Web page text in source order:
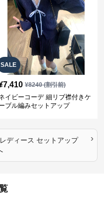
SALE
7,410 ¥8240(割引前)
イビーコーデ 細リブ襟付きケ
ブル編みセットアップ
ディース セットアップ
›